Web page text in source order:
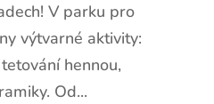
V parku pro
výtvarné aktivity:
hennou,
Od...